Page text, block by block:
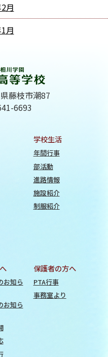
月
月
藤枝市潮87
6693
学校生活
年間行事
部活動
進路情報
施設紹介
制服紹介
お知ら
お知ら
保護者の方へ
PTA行事
事務室より